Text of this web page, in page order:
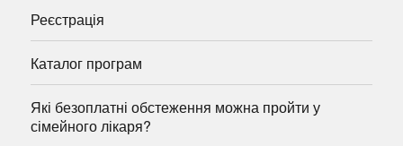
Реєстрація
Каталог програм
Які безоплатні обстеження можна пройти у
сімейного лікаря?